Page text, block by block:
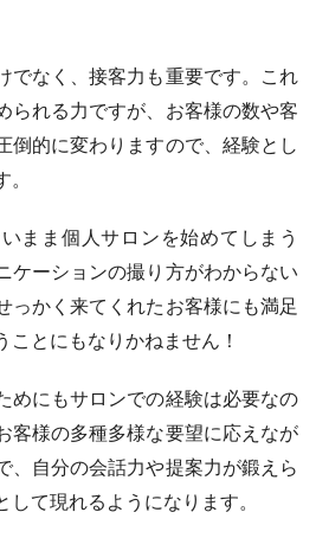
でなく、接客力も重要です。これ
られる力ですが、お客様の数や客
倒的に変わりますので、経験とし
まま個人サロンを始めてしまう
ケーションの撮り方がわからない
っかく来てくれたお客様にも満足
ことにもなりかねません！
めにもサロンでの経験は必要なの
客様の多種多様な要望に応えなが
、自分の会話力や提案力が鍛えら
て現れるようになります。